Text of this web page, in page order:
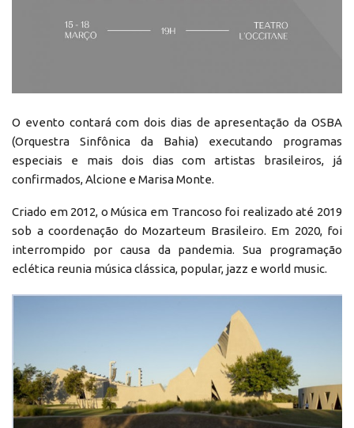
O evento contará com dois dias de apresentação da OSBA
(Orquestra Sinfônica da Bahia) executando programas
especiais e mais dois dias com artistas brasileiros, já
confirmados, Alcione e Marisa Monte.
Criado em 2012, o Música em Trancoso foi realizado até 2019
sob a coordenação do Mozarteum Brasileiro. Em 2020, foi
interrompido por causa da pandemia. Sua programação
eclética reunia música clássica, popular, jazz e world music.